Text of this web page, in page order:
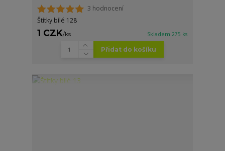
3 hodnocení
Štítky bílé 128
1 CZK/ks Skladem 275 ks
Přidat do košíku